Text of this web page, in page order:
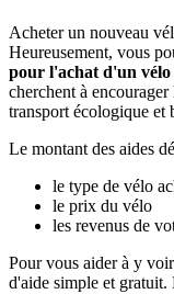
Acheter un nouveau
Heureusement, vous
pour l'achat d'un
cherchent à
transport écologique et
Le montant des aides
le type de vélo
le prix du vélo
les revenus de
Pour vous aider à y
d'aide simple et gratuit.